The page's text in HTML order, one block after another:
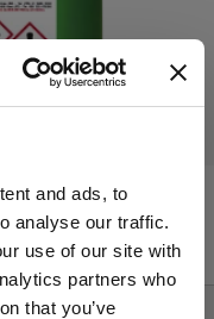
and ads, to
analyse our traffic.
use of our site with
partners who
that you’ve